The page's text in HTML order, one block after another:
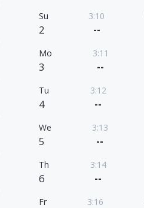
Su
2
3:10
--
Mo
3
3:11
--
Tu
4
3:12
--
We
5
3:13
--
Th
6
3:14
--
Fr 3:16